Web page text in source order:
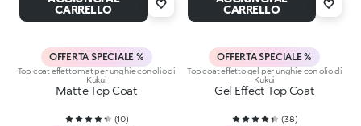
Fluff
CARRELLO
CARRELLO
OFFERTA SPECIALE %
Top coat effetto mat per unghie con olio di
Kukui
Matte Top Coat
(10)
OFFERTA SPECIALE %
Top coat effetto gel per unghie con olio di
Kukui
Gel Effect Top Coat
(38)